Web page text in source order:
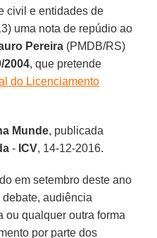
civil e entidades de
uma nota de repúdio ao
Pereira (PMDB/RS)
2004, que pretende
do Licenciamento
Munde, publicada
- ICV, 14-12-2016.
em setembro deste ano
audiência
ou qualquer outra forma
por parte dos